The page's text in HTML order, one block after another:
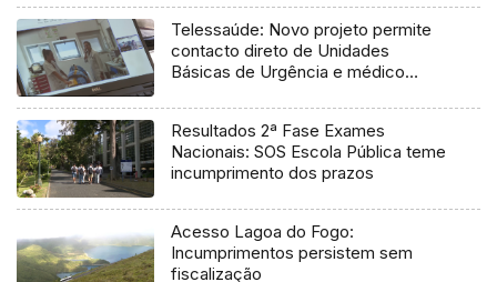
Telessaúde: Novo projeto permite
contacto direto de Unidades
Básicas de Urgência e médico
Resultados 2ª Fase Exames
Nacionais: SOS Escola Pública teme
incumprimento dos prazos
Acesso Lagoa do Fogo:
Incumprimentos persistem sem
fiscalização